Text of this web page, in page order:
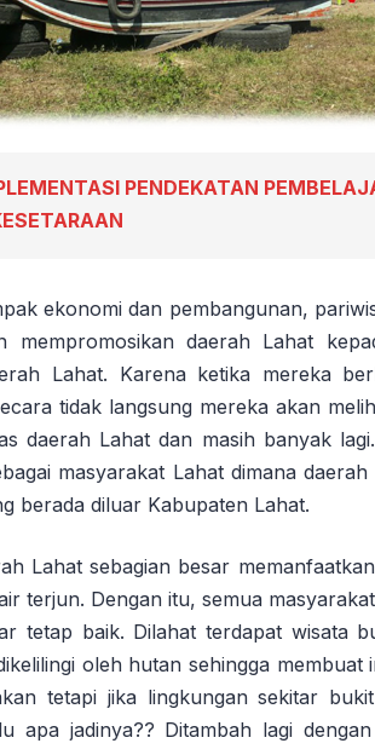
PENDEKATAN
ekonomi dan pembangunan,
mempromosikan daerah Lahat
Lahat. Karena ketika mereka
tidak langsung mereka akan
daerah Lahat dan masih banyak
masyarakat Lahat dimana
berada diluar Kabupaten Lahat.
Lahat sebagian besar
terjun. Dengan itu, semua
tetap baik. Dilahat terdapat wisata
oleh hutan sehingga membuat
tetapi jika lingkungan sekitar
apa jadinya?? Ditambah lagi